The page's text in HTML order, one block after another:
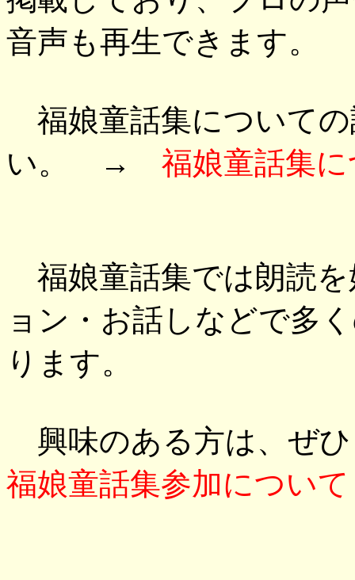
音声も再生できます。
福娘童話集について
い。 → 福娘童話集
福娘童話集では朗読
ョン・お話しなどで多
ります。
興味のある方は、
福娘童話集参加について